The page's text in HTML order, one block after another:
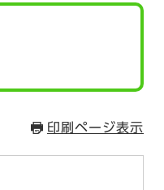
印刷ページ表示